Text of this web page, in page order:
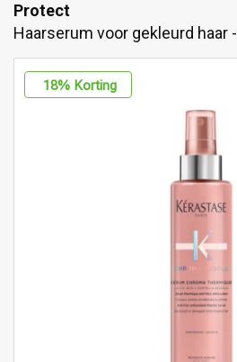
Merken
Protect
Haarserum voor gekleurd haar
18% Korting